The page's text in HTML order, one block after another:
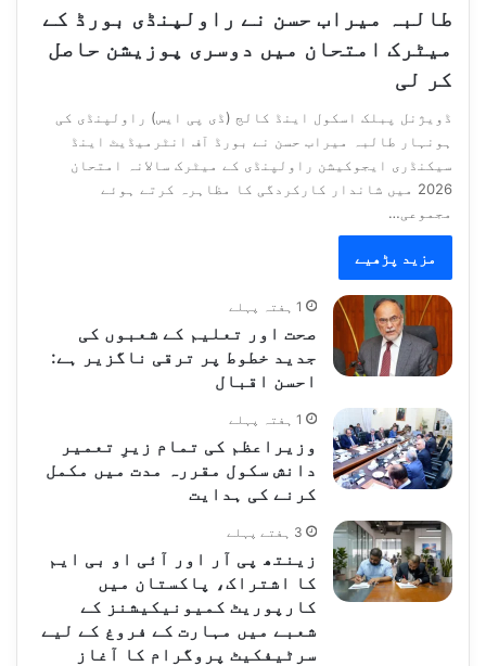
طالبہ میراب حسن نے راولپنڈی بورڈ کے
میٹرک امتحان میں دوسری پوزیشن حاصل
کر لی
ڈویژنل پبلک اسکول اینڈ کالج (ڈی پی ایس) راولپنڈی کی
ہونہار طالبہ میراب حسن نے بورڈ آف انٹرمیڈیٹ اینڈ
سیکنڈری ایجوکیشن راولپنڈی کے میٹرک سالانہ امتحان
2026 میں شاندار کارکردگی کا مظاہرہ کرتے ہوئے
مجموعی…
مزید پڑھیے
1 ہفتہ پہلے
صحت اور تعلیم کے شعبوں کی
جدید خطوط پر ترقی ناگزیر ہے:
احسن اقبال
1 ہفتہ پہلے
وزیراعظم کی تمام زیرِ تعمیر
دانش سکول مقررہ مدت میں مکمل
کرنے کی ہدایت
3 ہفتے پہلے
زینتھ پی آر اور آئی او بی ایم
کا اشتراک، پاکستان میں
کارپوریٹ کمیونیکیشنز کے
شعبے میں مہارت کے فروغ کے لیے
سرٹیفکیٹ پروگرام کا آغاز